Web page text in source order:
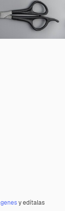
y edítalas